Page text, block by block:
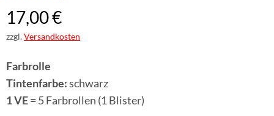
17,00€
zzgl.Versandkosten
Farbrolle
Tintenfarbe:schwarz
1 VE =5 Farbrollen (1 Blister)